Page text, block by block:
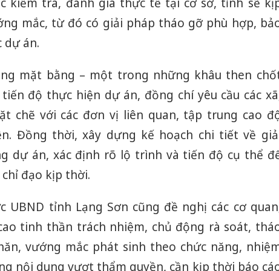
kiểm tra, đánh giá thực tế tại cơ sở, tỉnh sẽ
mắc, từ đó có giải pháp tháo gỡ phù hợp,
dự án.
mặt bằng – một trong những khâu then
độ thực hiện dự án, đồng chí yêu cầu các
chẽ với các đơn vị liên quan, tập trung cao
Đồng thời, xây dựng kế hoạch chi tiết về
dự án, xác định rõ lộ trình và tiến độ cụ thể
đạo kịp thời.
UBND tỉnh Lạng Sơn cũng đề nghị các cơ
tinh thần trách nhiệm, chủ động rà soát,
vướng mắc phát sinh theo chức năng,
nội dung vượt thẩm quyền, cần kịp thời báo